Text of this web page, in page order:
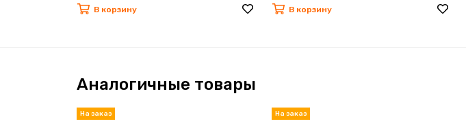
В корзину В корзину
Аналогичные товары